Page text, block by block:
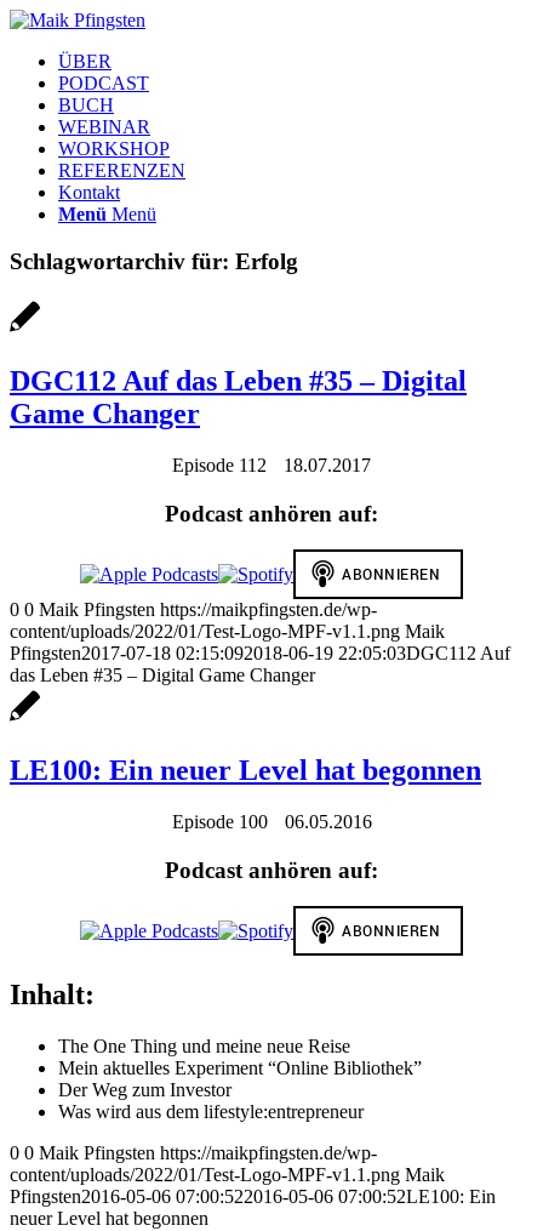
ÜBER
PODCAST
BUCH
WEBINAR
WORKSHOP
REFERENZEN
Kontakt
Menü Menü
Schlagwortarchiv für: Erfolg
DGC112 Auf das Leben #35 – Digital
Game Changer
Episode 112 18.07.2017
Podcast anhören auf:
0 0 Maik Pfingsten https://maikpfingsten.de/wp-
content/uploads/2022/01/Test-Logo-MPF-v1.1.png Maik
Pfingsten2017-07-18 02:15:092018-06-19 22:05:03DGC112 Auf
das Leben #35 – Digital Game Changer
LE100: Ein neuer Level hat begonnen
Episode 100 06.05.2016
Podcast anhören auf:
Inhalt:
The One Thing und meine neue Reise
Mein aktuelles Experiment “Online Bibliothek”
Der Weg zum Investor
Was wird aus dem lifestyle:entrepreneur
0 0 Maik Pfingsten https://maikpfingsten.de/wp-
content/uploads/2022/01/Test-Logo-MPF-v1.1.png Maik
Pfingsten2016-05-06 07:00:522016-05-06 07:00:52LE100: Ein
neuer Level hat begonnen